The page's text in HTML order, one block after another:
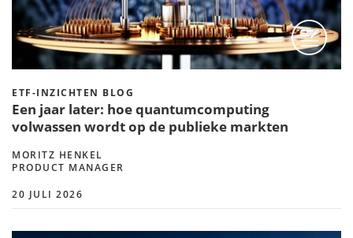
ETF-INZICHTEN BLOG
Een jaar later: hoe quantumcomputing
volwassen wordt op de publieke markten
MORITZ HENKEL
PRODUCT MANAGER
20 JULI 2026